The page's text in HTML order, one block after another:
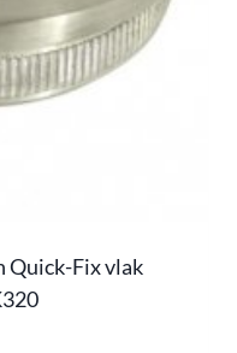
Quick-Fix vlak